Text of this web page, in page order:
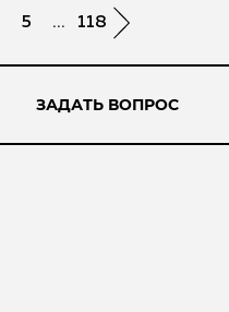
5 ... 118
ЗАДАТЬ ВОПРОС